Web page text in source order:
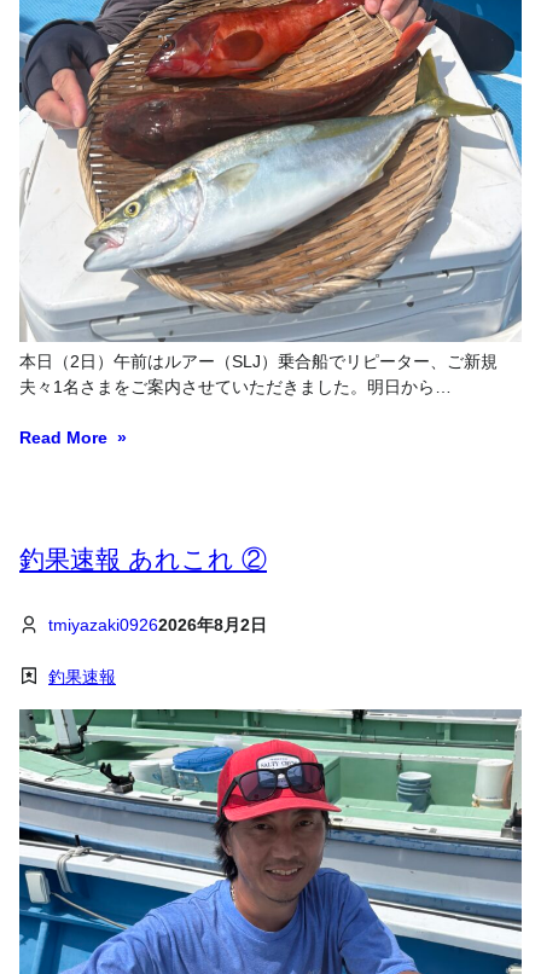
本日（2日）午前はルアー（SLJ）乗合船でリピーター、ご新規
夫々1名さまをご案内させていただきました。明日から…
Read More
釣果速報 あれこれ ②
tmiyazaki09262026年8月2日
釣果速報